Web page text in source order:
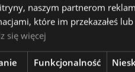
Zestaw do Ustawiania
naszym partnerom
które im przekazałeś
się więcej
Funkcjonalność